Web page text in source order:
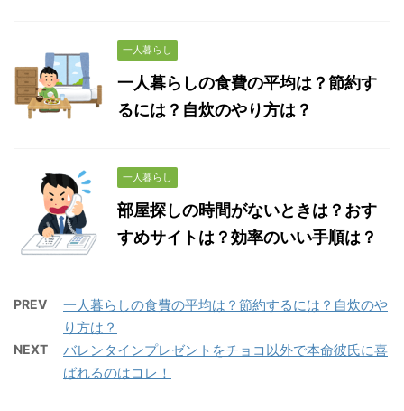
一人暮らし
一人暮らしの食費の平均は？節約す
るには？自炊のやり方は？
一人暮らし
部屋探しの時間がないときは？おす
すめサイトは？効率のいい手順は？
PREV
一人暮らしの食費の平均は？節約するには？自炊のや
り方は？
NEXT
バレンタインプレゼントをチョコ以外で本命彼氏に喜
ばれるのはコレ！